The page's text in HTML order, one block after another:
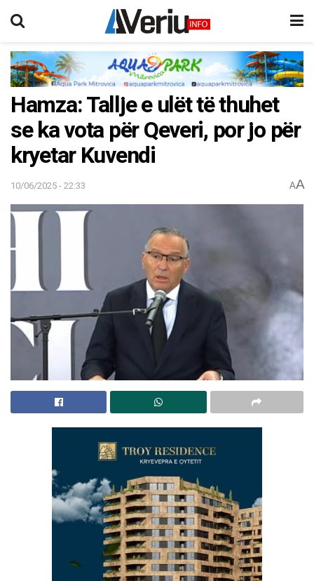
Hamza: Tallje e ulët të thuhet
se ka vota për Qeveri, por jo për
kryetar Kuvendi
10/06/2025 - 22:33 AA